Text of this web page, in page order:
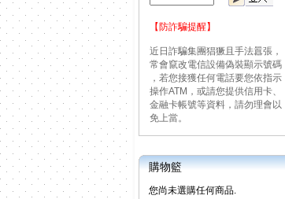
【防詐騙提醒】
近日詐騙集團猖獗且手法囂張，
常會竄改電信設備偽裝顯示號碼
，若您接獲任何電話要您依指示
操作ATM，或請您提供信用卡、
金融卡帳號等資料，請勿理會以
免上當。
購物籃
您尚未選購任何商品.